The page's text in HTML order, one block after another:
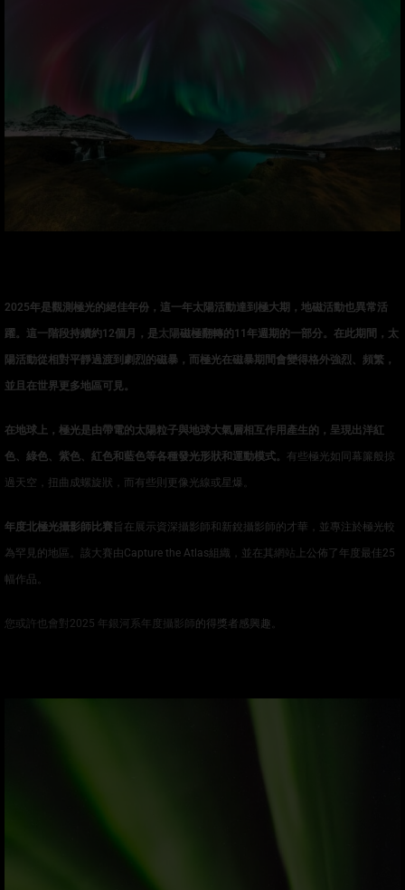
2025年是觀測極光的絕佳年份，這一年太陽活動達到極大期，地磁活動也異常活
躍。這一階段持續約12個月，是太陽磁極翻轉的11年週期的一部分。在此期間，太
陽活動從相對平靜過渡到劇烈的磁暴，而極光在磁暴期間會變得格外強烈、頻繁，
並且在世界更多地區可見。
在地球上，極光是由帶電的太陽粒子與地球大氣層相互作用產生的，呈現出洋紅
色、綠色、紫色、紅色和藍色等各種發光形狀和運動模式。 有些極光如同幕簾般掠
過天空，扭曲成螺旋狀，而有些則更像光線或星爆。
年度北極光攝影師比賽旨在展示資深攝影師和新銳攝影師的才華，並專注於極光較
為罕見的地區。該大賽由Capture the Atlas組織，並在其網站 上公佈了年度最佳25
幅作品。
您或許也會對2025 年銀河系年度攝影師的得獎者感興趣。